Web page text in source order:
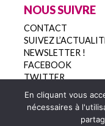
NOUS SUIVRE
CONTACT
SUIVEZ
NEWSLETTER !
FACEBOOK
TWITTER
En cliquant vous
nécessaires à